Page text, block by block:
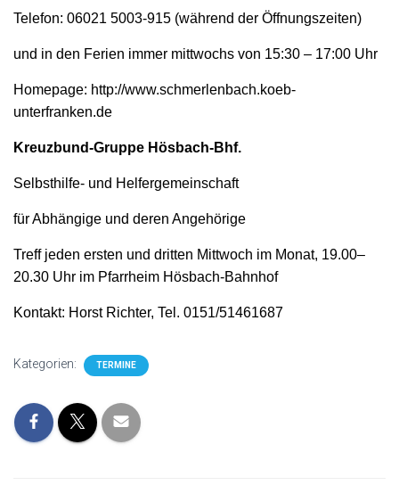
Telefon: 06021 5003-915 (während der Öffnungszeiten)
und in den Ferien immer mittwochs von 15:30 – 17:00 Uhr​
Homepage: http://www.schmerlenbach.koeb-
unterfranken.de
Kreuzbund-Gruppe Hösbach-Bhf.
Selbsthilfe- und Helfergemeinschaft
für Abhängige und deren Angehörige
Treff jeden ersten und dritten Mittwoch im Monat, 19.00–
20.30 Uhr im Pfarrheim Hösbach-Bahnhof
Kontakt: Horst Richter, Tel. 0151/51461687
Kategorien: TERMINE